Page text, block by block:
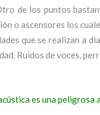
de los puntos
o ascensores los
que se realizan a
Ruidos de voces,
es una peligrosa